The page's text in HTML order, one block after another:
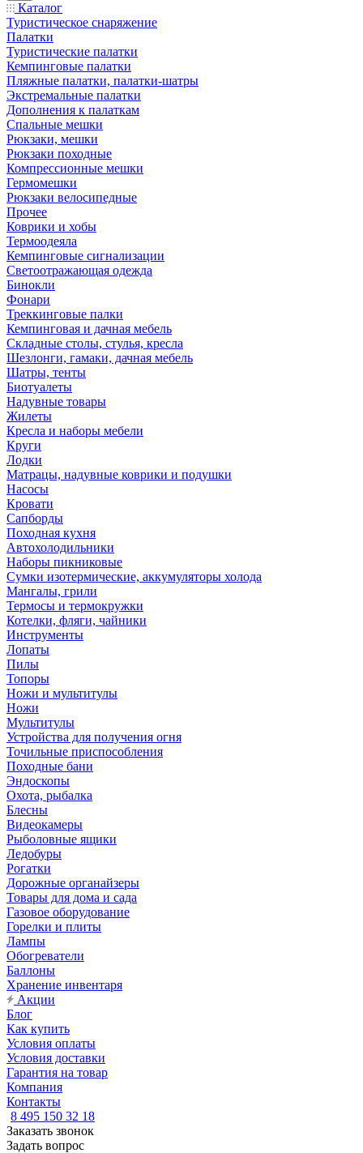
Каталог
Туристическое снаряжение
Палатки
Туристические палатки
Кемпинговые палатки
Пляжные палатки, палатки-шатры
Экстремальные палатки
Дополнения к палаткам
Спальные мешки
Рюкзаки, мешки
Рюкзаки походные
Компрессионные мешки
Гермомешки
Рюкзаки велосипедные
Прочее
Коврики и хобы
Термоодеяла
Кемпинговые сигнализации
Светоотражающая одежда
Бинокли
Фонари
Треккинговые палки
Кемпинговая и дачная мебель
Складные столы, стулья, кресла
Шезлонги, гамаки, дачная мебель
Шатры, тенты
Биотуалеты
Надувные товары
Жилеты
Кресла и наборы мебели
Круги
Лодки
Матрацы, надувные коврики и подушки
Насосы
Кровати
Сапборды
Походная кухня
Автохолодильники
Наборы пикниковые
Сумки изотермические, аккумуляторы холода
Мангалы, грили
Термосы и термокружки
Котелки, фляги, чайники
Инструменты
Лопаты
Пилы
Топоры
Ножи и мультитулы
Ножи
Мультитулы
Устройства для получения огня
Точильные приспособления
Походные бани
Эндоскопы
Охота, рыбалка
Блесны
Видеокамеры
Рыболовные ящики
Ледобуры
Рогатки
Дорожные органайзеры
Товары для дома и сада
Газовое оборудование
Горелки и плиты
Лампы
Обогреватели
Баллоны
Хранение инвентаря
Акции
Блог
Как купить
Условия оплаты
Условия доставки
Гарантия на товар
Компания
Контакты
8 495 150 32 18
Заказать звонок
Задать вопрос